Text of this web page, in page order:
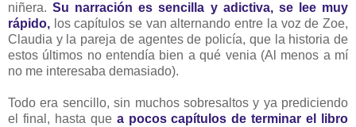
niñera.Su narración es sencilla y adictiva, se lee muy
rápido, los capítulos se van alternando entre la voz de Zoe,
Claudia y la pareja de agentes de policía, que la historia de
estos últimos no entendía bien a qué venia (Al menos a mí
no me interesaba demasiado).
Todo era sencillo, sin muchos sobresaltos y ya prediciendo
el final, hasta que a pocoscapítulos de terminar el libro